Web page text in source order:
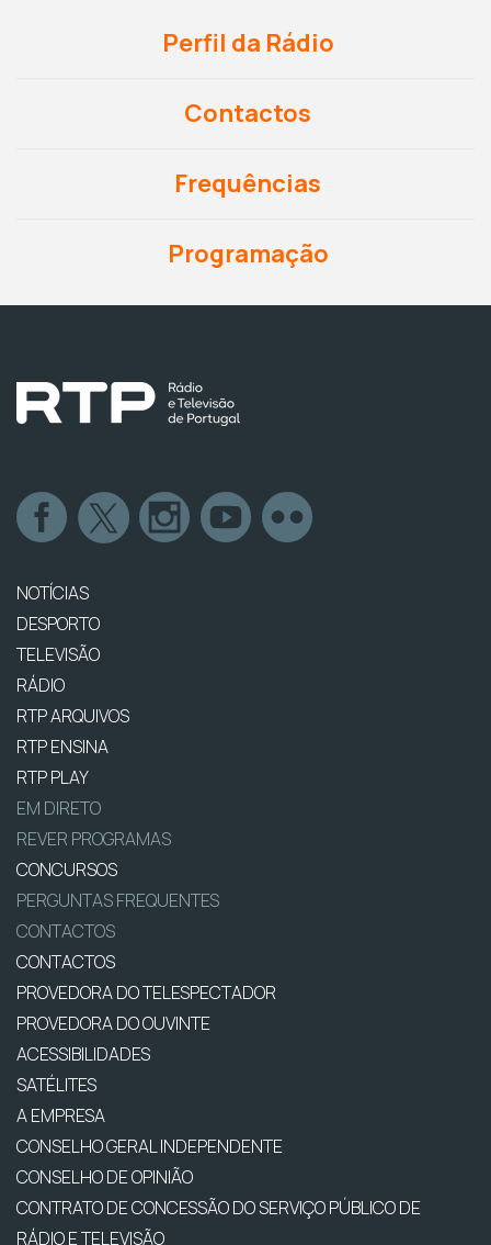
Perfil da Rádio
Contactos
Frequências
Programação
NOTÍCIAS
DESPORTO
TELEVISÃO
RÁDIO
RTP ARQUIVOS
RTP ENSINA
RTP PLAY
EM DIRETO
REVER PROGRAMAS
CONCURSOS
PERGUNTAS FREQUENTES
CONTACTOS
CONTACTOS
PROVEDORA DO TELESPECTADOR
PROVEDORA DO OUVINTE
ACESSIBILIDADES
SATÉLITES
A EMPRESA
CONSELHO GERAL INDEPENDENTE
CONSELHO DE OPINIÃO
CONTRATO DE CONCESSÃO DO SERVIÇO PÚBLICO DE
RÁDIO E TELEVISÃO